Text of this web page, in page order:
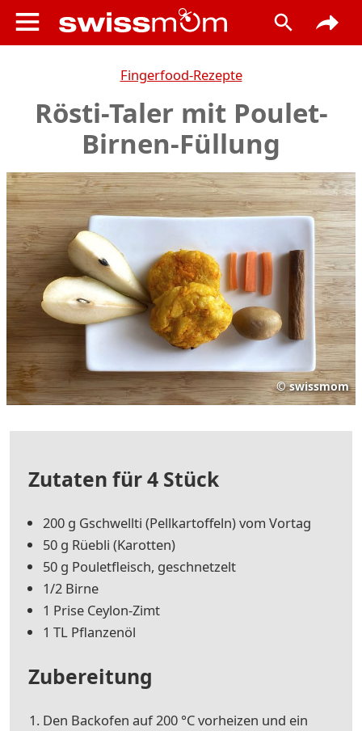
Fingerfood-Rezepte
Rösti-Taler mit Poulet-
Birnen-Füllung
© swissmom
Zutaten für 4 Stück
200 g Gschwellti (Pellkartoffeln) vom Vortag
50 g Rüebli (Karotten)
50 g Pouletfleisch, geschnetzelt
1/2 Birne
1 Prise Ceylon-Zimt
1 TL Pflanzenöl
Zubereitung
Den Backofen auf 200 °C vorheizen und ein